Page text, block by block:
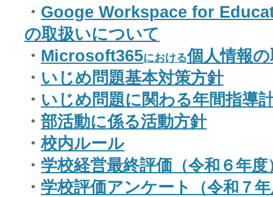
・ Googe Workspace for
の取扱いについて
・ Microsoft365における個人情報
・ いじめ問題基本対策方針
・ いじめ問題に関わる年間指導
・ 部活動に係る活動方針
・校内ルール
・ 学校経営最終評価 （令和６年度
・ 学校評価アンケート （令和７